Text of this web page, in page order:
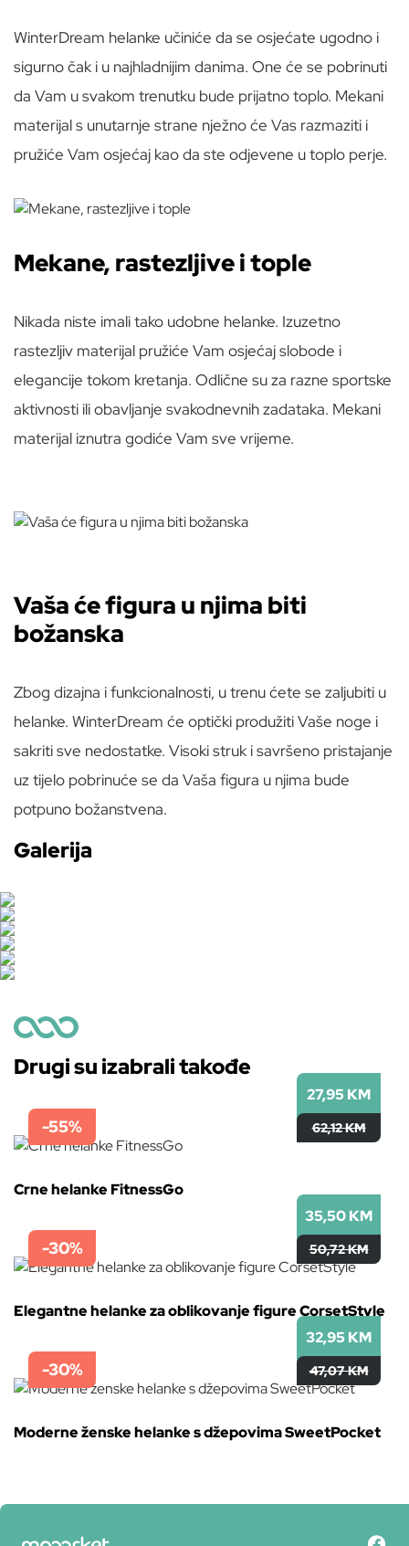
WinterDream helanke učiniće da se osjećate ugodno i
sigurno čak i u najhladnijim danima. One će se pobrinuti
da Vam u svakom trenutku bude prijatno toplo. Mekani
materijal s unutarnje strane nježno će Vas razmaziti i
pružiće Vam osjećaj kao da ste odjevene u toplo perje.
Mekane, rastezljive i tople
Nikada niste imali tako udobne helanke. Izuzetno
rastezljiv materijal pružiće Vam osjećaj slobode i
elegancije tokom kretanja. Odlične su za razne sportske
aktivnosti ili obavljanje svakodnevnih zadataka. Mekani
materijal iznutra godiće Vam sve vrijeme.
Vaša će figura u njima biti
božanska
Zbog dizajna i funkcionalnosti, u trenu ćete se zaljubiti u
helanke. WinterDream će optički produžiti Vaše noge i
sakriti sve nedostatke. Visoki struk i savršeno pristajanje
uz tijelo pobrinuće se da Vaša figura u njima bude
potpuno božanstvena.
Galerija
Drugi su izabrali takođe
-55%
27,95 KM
62,12 KM
Crne helanke FitnessGo
-30%
35,50 KM
50,72 KM
Elegantne helanke za oblikovanje figure CorsetStyle
-30%
32,95 KM
47,07 KM
Moderne ženske helanke s džepovima SweetPocket